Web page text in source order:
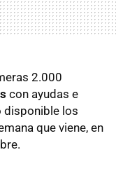
2.000
con ayudas e
disponible los
que viene, en